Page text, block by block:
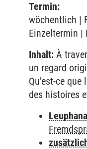
Termin:
wöchentlich |
Einzeltermin |
Inhalt: À
un regard
Qu’est-ce
des histoires